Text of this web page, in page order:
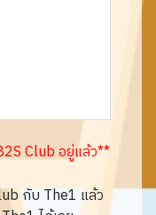
Club อยู่แล้ว**
กับ The1 แล้ว